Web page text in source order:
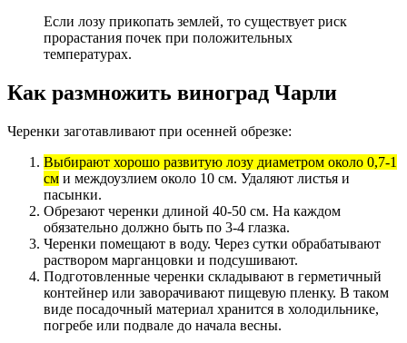
Если лозу прикопать землей, то существует риск
прорастания почек при положительных
температурах.
Как размножить виноград Чарли
Черенки заготавливают при осенней обрезке:
Выбирают хорошо развитую лозу диаметром около 0,7-1
см и междоузлием около 10 см. Удаляют листья и
пасынки.
Обрезают черенки длиной 40-50 см. На каждом
обязательно должно быть по 3-4 глазка.
Черенки помещают в воду. Через сутки обрабатывают
раствором марганцовки и подсушивают.
Подготовленные черенки складывают в герметичный
контейнер или заворачивают пищевую пленку. В таком
виде посадочный материал хранится в холодильнике,
погребе или подвале до начала весны.